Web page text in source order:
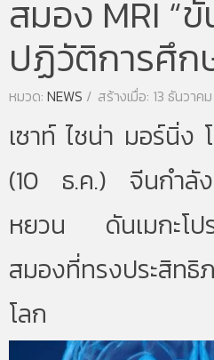
สมอง MRI “
ปฏิวัติการศึก
หมวด: NEWS สร้างเมื่อ: 13 ธันวาค
เซาท์ ไชน่า มอร์นิ่ง
(10 ธ.ค.) จีนกำลั
หยวน ดันเมกะโปร
สมองที่ทรงประสิทธิ
โลก